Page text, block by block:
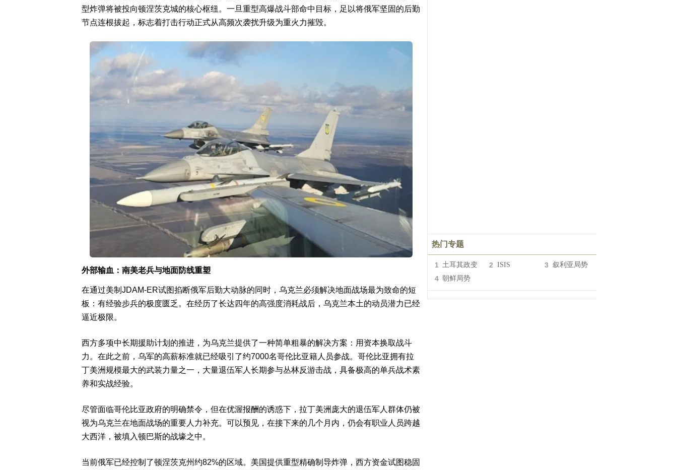
型炸弹将被投向顿涅茨克城的核心枢纽。一旦重型高爆战斗部命中目标，足以将俄军坚固的后勤
节点连根拔起，标志着打击行动正式从高频次袭扰升级为重火力摧毁。
外部输血：南美老兵与地面防线重塑
在通过美制JDAM-ER试图掐断俄军后勤大动脉的同时，乌克兰必须解决地面战场最为致命的短
板：有经验步兵的极度匮乏。在经历了长达四年的高强度消耗战后，乌克兰本土的动员潜力已经
逼近极限。
西方多项中长期援助计划的推进，为乌克兰提供了一种简单粗暴的解决方案：用资本换取战斗
力。在此之前，乌军的高薪标准就已经吸引了约7000名哥伦比亚籍人员参战。哥伦比亚拥有拉
丁美洲规模最大的武装力量之一，大量退伍军人长期参与丛林反游击战，具备极高的单兵战术素
养和实战经验。
尽管面临哥伦比亚政府的明确禁令，但在优渥报酬的诱惑下，拉丁美洲庞大的退伍军人群体仍被
视为乌克兰在地面战场的重要人力补充。可以预见，在接下来的几个月内，仍会有职业人员跨越
大西洋，被填入顿巴斯的战壕之中。
当前俄军已经控制了顿涅茨克州约82%的区域。美国提供重型精确制导炸弹，西方资金试图稳固
热门专题
1 土耳其政变 2 ISIS 3 叙利亚局势
4 朝鲜局势